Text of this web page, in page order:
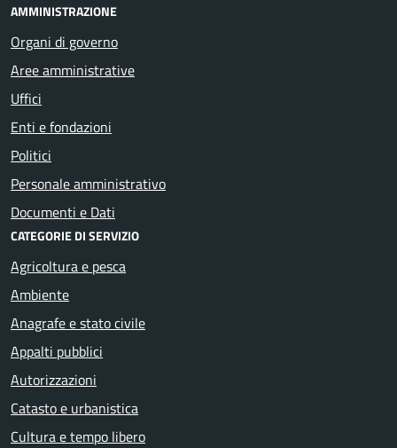
AMMINISTRAZIONE
Organi di governo
Aree amministrative
Uffici
Enti e fondazioni
Politici
Personale amministrativo
Documenti e Dati
CATEGORIE DI SERVIZIO
Agricoltura e pesca
Ambiente
Anagrafe e stato civile
Appalti pubblici
Autorizzazioni
Catasto e urbanistica
Cultura e tempo libero